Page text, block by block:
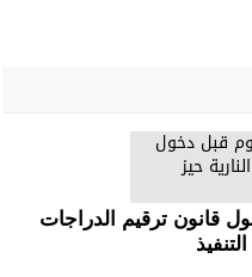
قانون ترقيم الدراجات